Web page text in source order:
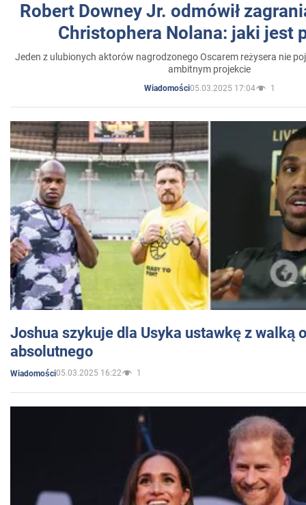
Robert Downey Jr. odmówił
Christophera Nolana: jaki jest
Jeden z ulubionych aktorów nagrodzonego Oscarem reżysera nie
ambitnym projekcie
Wiadomości05.03.2025 17:04 1
Joshua szykuje dla Usyka ustawkę z walką
absolutnego
Wiadomości05.03.2025 16:22 1